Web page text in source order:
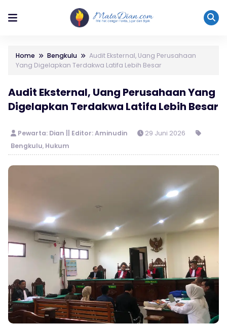
Home Bengkulu
Audit Eksternal, Uang Perusahaan
Yang Digelapkan Terdakwa Latifa Lebih Besar
Audit Eksternal, Uang Perusahaan Yang
Digelapkan Terdakwa Latifa Lebih Besar
Pewarta: Dian || Editor: Aminudin
29 Juni 2026
Bengkulu, Hukum